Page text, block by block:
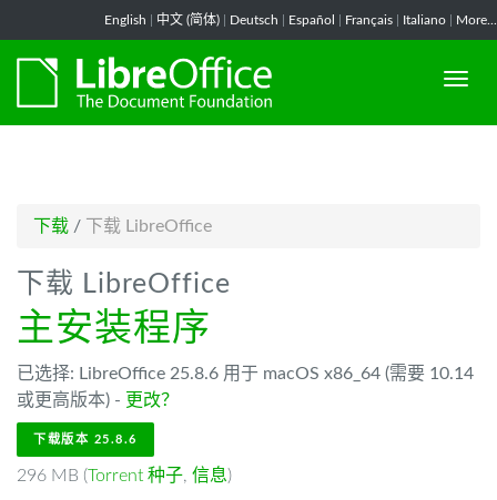
English 中文 (简体) Deutsch Español Français Italiano More...
下载 / 下载 LibreOffice
下载 LibreOffice
主安装程序
已选择: LibreOffice 25.8.6 用于 macOS x86_64 (需要 10.14
或更高版本) - 更改？
下载版本 25.8.6
296 MB (Torrent 种子, 信息)